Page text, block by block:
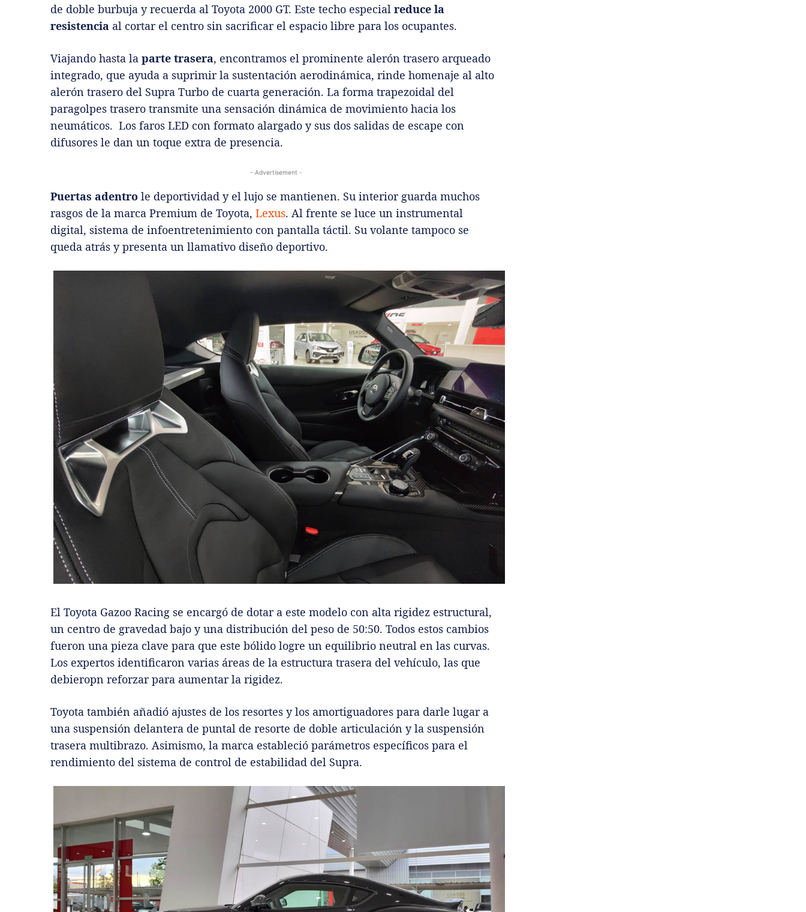
de doble burbuja y recuerda al Toyota 2000 GT. Este techo especial reduce la
resistencia al cortar el centro sin sacrificar el espacio libre para los ocupantes.
Viajando hasta la parte trasera, encontramos el prominente alerón trasero arqueado
integrado, que ayuda a suprimir la sustentación aerodinámica, rinde homenaje al alto
alerón trasero del Supra Turbo de cuarta generación. La forma trapezoidal del
paragolpes trasero transmite una sensación dinámica de movimiento hacia los
neumáticos. Los faros LED con formato alargado y sus dos salidas de escape con
difusores le dan un toque extra de presencia.
- Advertisement -
Puertas adentro le deportividad y el lujo se mantienen. Su interior guarda muchos
rasgos de la marca Premium de Toyota, Lexus. Al frente se luce un instrumental
digital, sistema de infoentretenimiento con pantalla táctil. Su volante tampoco se
queda atrás y presenta un llamativo diseño deportivo.
El Toyota Gazoo Racing se encargó de dotar a este modelo con alta rigidez estructural,
un centro de gravedad bajo y una distribución del peso de 50:50. Todos estos cambios
fueron una pieza clave para que este bólido logre un equilibrio neutral en las curvas.
Los expertos identificaron varias áreas de la estructura trasera del vehículo, las que
debieropn reforzar para aumentar la rigidez.
Toyota también añadió ajustes de los resortes y los amortiguadores para darle lugar a
una suspensión delantera de puntal de resorte de doble articulación y la suspensión
trasera multibrazo. Asimismo, la marca estableció parámetros específicos para el
rendimiento del sistema de control de estabilidad del Supra.